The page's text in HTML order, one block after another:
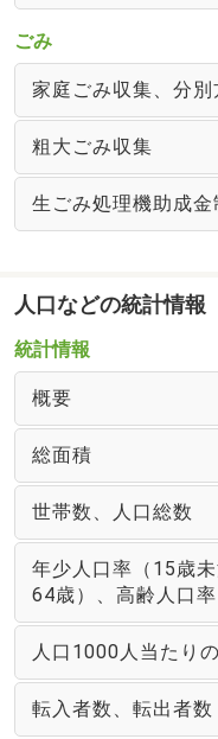
ごみ
家庭ごみ収集、分
粗大ごみ収集
生ごみ処理機助成金
人口などの統計情報
統計情報
概要
総面積
世帯数、人口総数
年少人口率（15歳
64歳）、高齢人口率
人口1000人当たり
転入者数、転出者数